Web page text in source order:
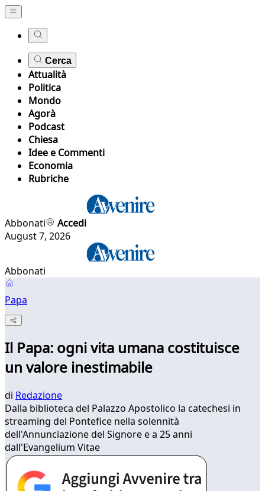
Cerca
Attualità
Politica
Mondo
Agorà
Podcast
Chiesa
Idee e Commenti
Economia
Rubriche
Abbonati
Accedi
August 7, 2026
Abbonati
Papa
Il Papa: ogni vita umana costituisce
un valore inestimabile
di Redazione
Dalla biblioteca del Palazzo Apostolico la catechesi in
streaming del Pontefice nella solennità
dell'Annunciazione del Signore e a 25 anni
dall'Evangelium Vitae